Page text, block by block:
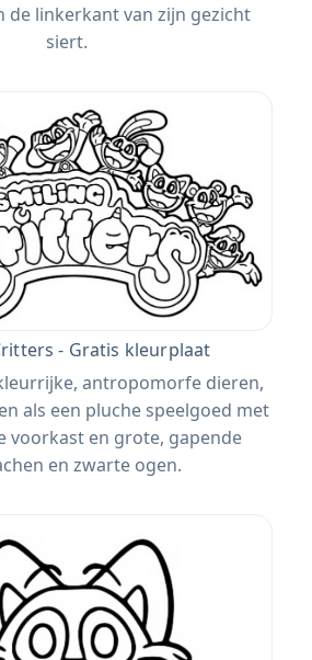
de linkerkant van zijn gezicht
siert.
- Gratis kleurplaat
antropomorfe dieren,
als een pluche speelgoed met
voorkast en grote, gapende
en zwarte ogen.